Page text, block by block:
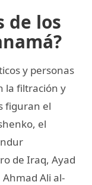
de los
y personas
la filtración y
figuran el
el
de Iraq, Ayad
Ali al-